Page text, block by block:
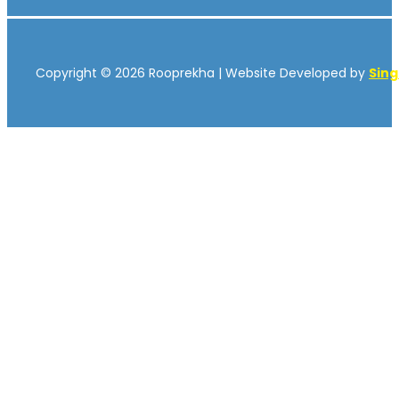
Copyright © 2026 Rooprekha | Website Developed by